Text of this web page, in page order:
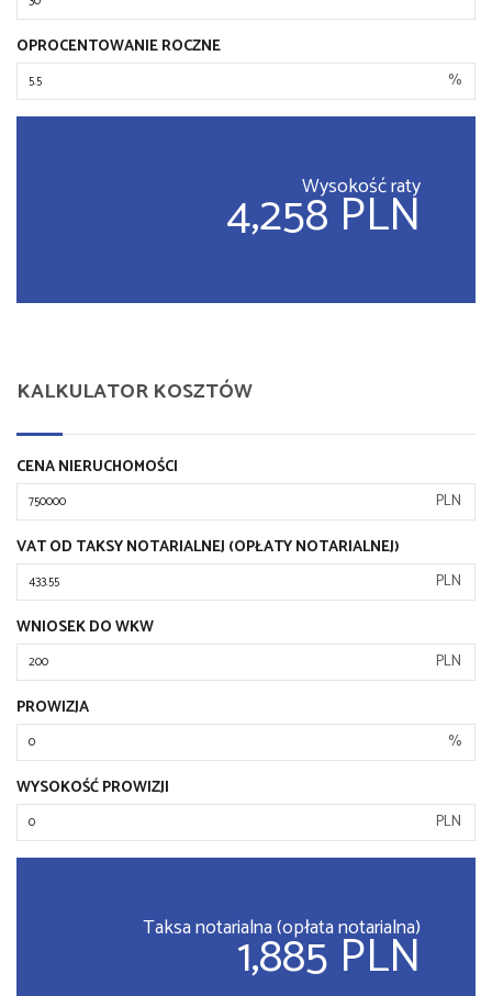
OPROCENTOWANIE ROCZNE
%
Wysokość raty
4,258 PLN
KALKULATOR KOSZTÓW
CENA NIERUCHOMOŚCI
PLN
VAT OD TAKSY NOTARIALNEJ (OPŁATY NOTARIALNEJ)
PLN
WNIOSEK DO WKW
PLN
PROWIZJA
%
WYSOKOŚĆ PROWIZJI
PLN
Taksa notarialna (opłata notarialna)
1,885 PLN